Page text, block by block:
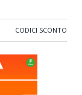
CODICI SCONTO